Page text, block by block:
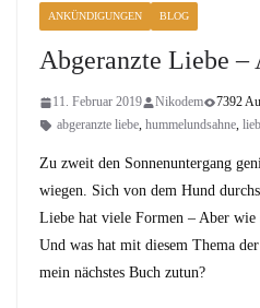
ANKÜNDIGUNGEN BLOG
Abgeranzte Liebe –
11. Februar 2019 Nikodem 7392
abgeranzte liebe, hummelundsahne,
Zu zweit den Sonnenuntergang
wiegen. Sich von dem Hund
Liebe hat viele Formen – Aber wie
Und was hat mit diesem Thema
mein nächstes Buch zutun?